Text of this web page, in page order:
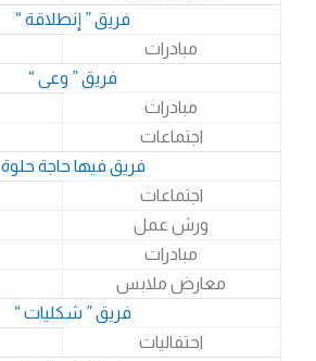
فريق ” إنطلاقة “
مبادرات
فريق ” وعى “
مبادرات
اجتماعات
فريق فيها حاجة حلوة
اجتماعات
ورش عمل
مبادرات
معارض ملابس
فريق ” شكليات “
احتفاليات